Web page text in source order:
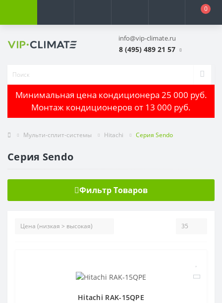
0
info@vip-climate.ru
8 (495) 489 21 57
Минимальная цена кондиционера 25 000 руб.
Монтаж кондиционеров от 13 000 руб.
Мульти-сплит-системы Hitachi Серия Sendo
Серия Sendo
Фильтр Товаров
Hitachi RAK-15QPE